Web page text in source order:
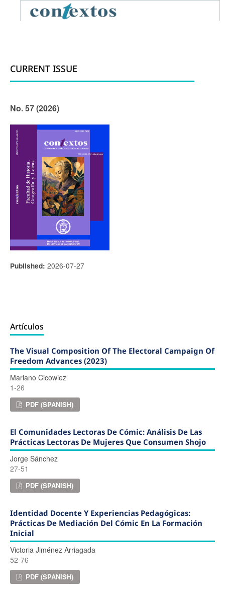
CURRENT ISSUE
No. 57 (2026)
Published: 2026-07-27
Artículos
The Visual Composition Of The Electoral Campaign Of
Freedom Advances (2023)
Mariano Cicowiez
1-26
PDF (SPANISH)
El Comunidades Lectoras De Cómic: Análisis De Las
Prácticas Lectoras De Mujeres Que Consumen Shojo
Jorge Sánchez
27-51
PDF (SPANISH)
Identidad Docente Y Experiencias Pedagógicas:
Prácticas De Mediación Del Cómic En La Formación
Inicial
Victoria Jiménez Arriagada
52-76
PDF (SPANISH)